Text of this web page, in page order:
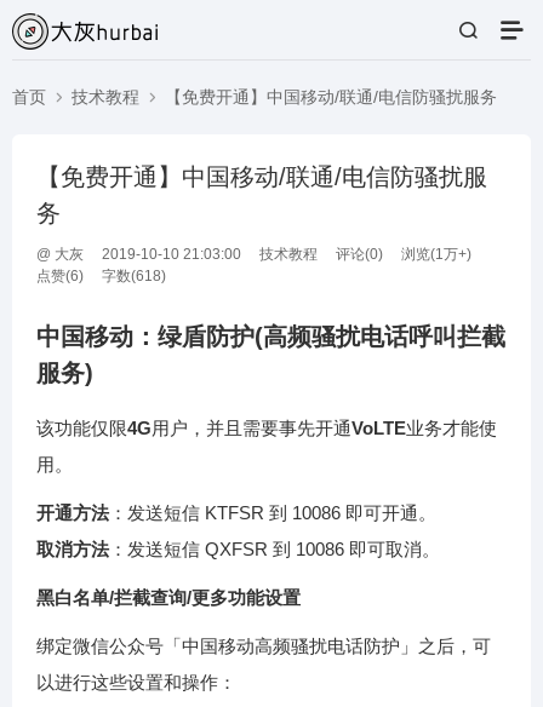
首页 技术教程 【免费开通】中国移动/联通/电信防骚扰服务
【免费开通】中国移动/联通/电信防骚扰服
务
@ 大灰 2019-10-10 21:03:00 技术教程 评论(0)
浏览(1万+)
点赞(6) 字数(618)
中国移动：绿盾防护(高频骚扰电话呼叫拦截
服务)
该功能仅限4G用户，并且需要事先开通VoLTE业务才能使
用。
开通方法：发送短信 KTFSR 到 10086 即可开通。
取消方法：发送短信 QXFSR 到 10086 即可取消。
黑白名单/拦截查询/更多功能设置
绑定微信公众号「中国移动高频骚扰电话防护」之后，可
以进行这些设置和操作：